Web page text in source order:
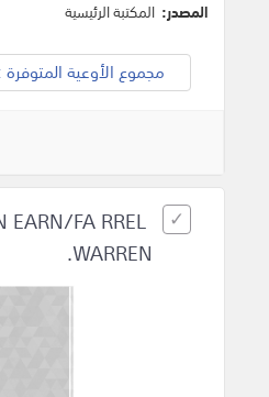
المصدر: المكتبة الرئيسية
مجموع الأوعية المتوفرة :
EARN/FA RREL
WARREN.